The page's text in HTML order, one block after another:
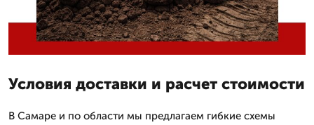
Условия доставки и расчет стоимости
В Самаре и по области мы предлагаем гибкие схемы